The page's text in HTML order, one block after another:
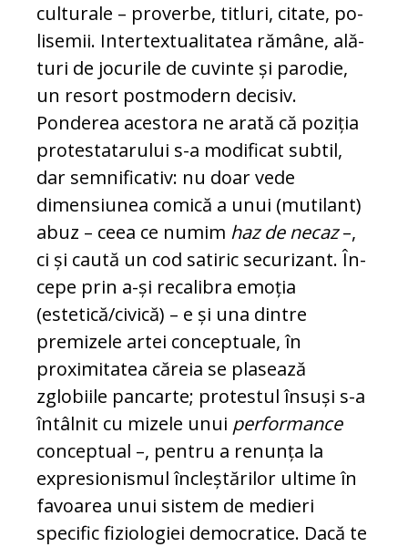
culturale – proverbe, titluri, citate, po­
lisemii. Intertextualitatea rămâne, ală­
turi de jocurile de cuvinte și parodie,
un resort postmodern decisiv.
Ponderea aces­tora ne arată că poziția
protestatarului s-a modificat subtil,
dar semnificativ: nu doar vede
dimensiunea comică a unui (muti­lant)
abuz – ceea ce numim haz de necaz–,
ci și caută un cod satiric securizant. În­
cepe prin a-și recalibra emoția
(estetică/ci­vică) – e și una dintre
premizele artei con­ceptuale, în
proximitatea căreia se pla­sea­ză
zglobiile pancarte; protestul însuși s-a
întâlnit cu mizele unui performance
con­ce­p­tual –, pentru a renunța la
expre­sio­nismul încleștărilor ultime în
favoarea unui sistem de medieri
specific fiziologiei democratice. Dacă te